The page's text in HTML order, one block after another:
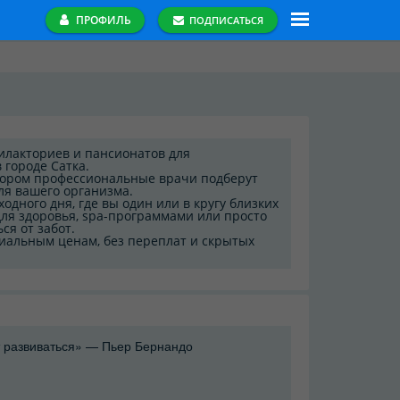
ПРОФИЛЬ ПОДПИСАТЬСЯ
и пансионатов для
Сатка.
профессиональные врачи подберут
вашего организма.
дня, где вы один или в кругу близких
здоровья, spa-программами или просто
от забот.
ценам, без переплат и скрытых
— Пьер Бернандо